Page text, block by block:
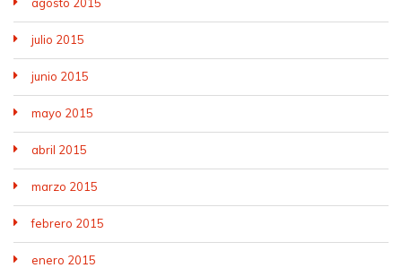
julio 2015
junio 2015
mayo 2015
abril 2015
marzo 2015
febrero 2015
enero 2015